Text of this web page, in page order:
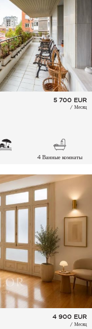
5 700 EUR
/ Месяц
4 Ванные комнаты
4 900 EUR
/ Месяц